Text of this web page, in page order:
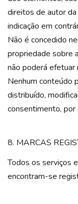
direitos de autor
indicação em
Não é concedido
propriedade sobre
não poderá
Nenhum conteúdo
distribuído,
consentimento, por
8. MARCAS
Todos os serviços
encontram-se